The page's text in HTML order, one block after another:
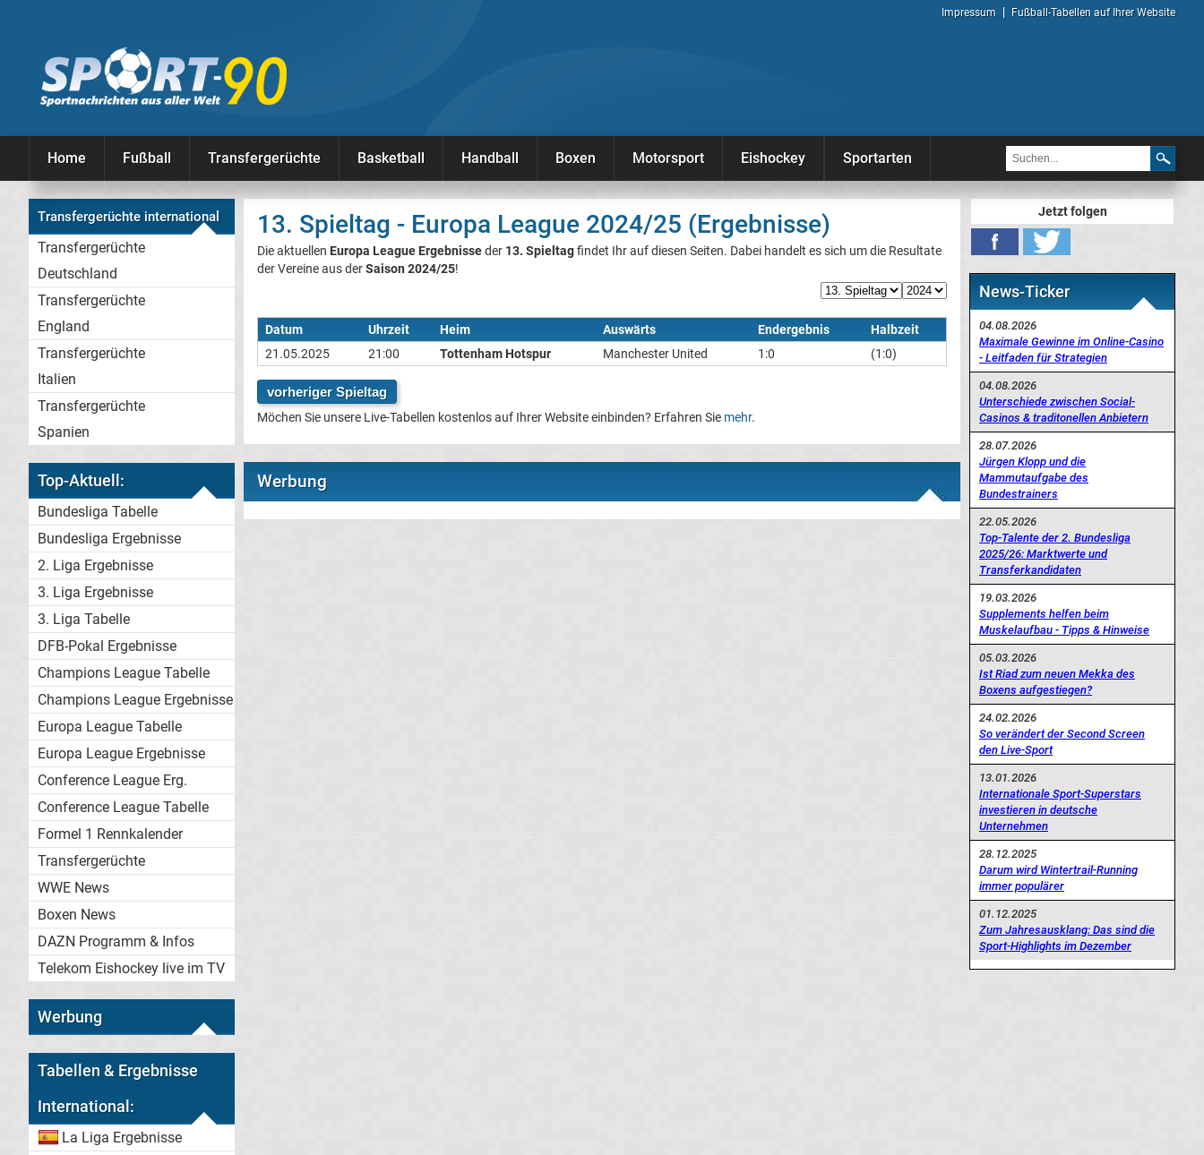
Impressum Fußball-Tabellen auf Ihrer Website
Home Fußball Transfergerüchte Basketball Handball Boxen Motorsport Eishockey Sportarten
Transfergerüchte international
Transfergerüchte
Deutschland
Transfergerüchte
England
Transfergerüchte
Italien
Transfergerüchte
Spanien
Top-Aktuell:
Bundesliga Tabelle
Bundesliga Ergebnisse
2. Liga Ergebnisse
3. Liga Ergebnisse
3. Liga Tabelle
DFB-Pokal Ergebnisse
Champions League Tabelle
Champions League Ergebnisse
Europa League Tabelle
Europa League Ergebnisse
Conference League Erg.
Conference League Tabelle
Formel 1 Rennkalender
Transfergerüchte
WWE News
Boxen News
DAZN Programm & Infos
Telekom Eishockey live im TV
Werbung
Tabellen & Ergebnisse
International:
La Liga Ergebnisse
13. Spieltag - Europa League 2024/25 (Ergebnisse)
Die aktuellen Europa League Ergebnisseder 13. Spieltagfindet Ihr auf diesen Seiten. Dabei handelt es sich um die Resultate
der Vereine aus derSaison 2024/25!
Datum Uhrzeit Heim Auswärts Endergebnis
Halbzeit
21.05.2025
21:00 Tottenham Hotspur Manchester United 1:0 (1:0)
vorheriger Spieltag
Möchen Sie unsere Live-Tabellen kostenlos auf Ihrer Website einbinden? Erfahren Sie mehr.
Werbung
Jetzt folgen
News-Ticker
04.08.2026
Maximale Gewinne im Online-Casino
- Leitfaden für Strategien
04.08.2026
Unterschiede zwischen Social-
Casinos & traditonellen Anbietern
28.07.2026
Jürgen Klopp und die
Mammutaufgabe des
Bundestrainers
22.05.2026
Top-Talente der 2. Bundesliga
2025/26: Marktwerte und
Transferkandidaten
19.03.2026
Supplements helfen beim
Muskelaufbau - Tipps & Hinweise
05.03.2026
Ist Riad zum neuen Mekka des
Boxens aufgestiegen?
24.02.2026
So verändert der Second Screen
den Live-Sport
13.01.2026
Internationale Sport-Superstars
investieren in deutsche
Unternehmen
28.12.2025
Darum wird Wintertrail-Running
immer populärer
01.12.2025
Zum Jahresausklang: Das sind die
Sport-Highlights im Dezember